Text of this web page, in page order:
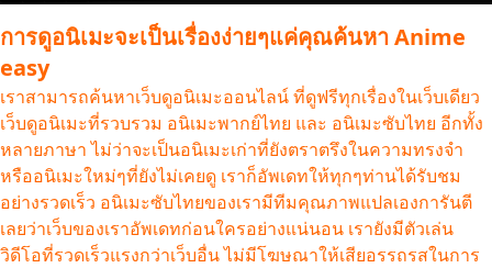
การดูอนิเมะจะเป็นเรื่องง่ายๆแค่คุณค้นหา Anime
easy
เราสามารถค้นหาเว็บดูอนิเมะออนไลน์ ที่ดูฟรีทุกเรื่องในเว็บเดียว
เว็บดูอนิเมะที่รวบรวม อนิเมะพากย์ไทย และ อนิเมะซับไทย อีกทั้ง
หลายภาษา ไม่ว่าจะเป็นอนิเมะเก่าที่ยังตราตรึงในความทรงจำ
หรืออนิเมะใหม่ๆที่ยังไม่เคยดู เราก็อัพเดทให้ทุกๆท่านได้รับชม
อย่างรวดเร็ว อนิเมะซับไทยของเรามีทีมคุณภาพแปลเองการันตี
เลยว่าเว็บของเราอัพเดทก่อนใครอย่างแน่นอน เรายังมีตัวเล่น
วิดีโอที่รวดเร็วแรงกว่าเว็บอื่น ไม่มีโฆษณาให้เสียอรรถรสในการ